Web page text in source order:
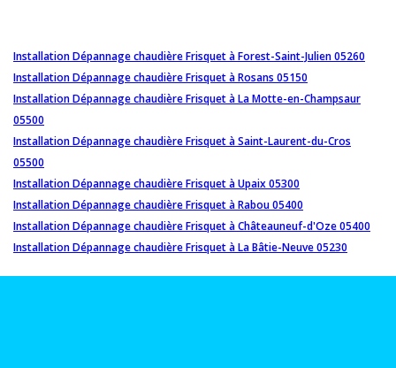
Installation Dépannage chaudière Frisquet à Forest-Saint-Julien 05260
Installation Dépannage chaudière Frisquet à Rosans 05150
Installation Dépannage chaudière Frisquet à La Motte-en-Champsaur
05500
Installation Dépannage chaudière Frisquet à Saint-Laurent-du-Cros
05500
Installation Dépannage chaudière Frisquet à Upaix 05300
Installation Dépannage chaudière Frisquet à Rabou 05400
Installation Dépannage chaudière Frisquet à Châteauneuf-d'Oze 05400
Installation Dépannage chaudière Frisquet à La Bâtie-Neuve 05230